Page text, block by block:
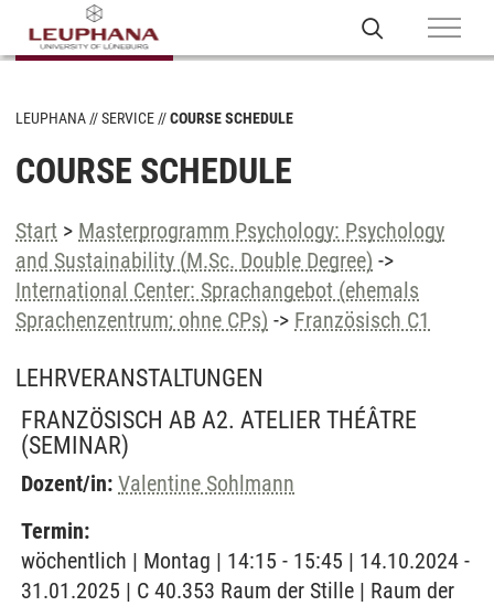
LEUPHANA SERVICE COURSE SCHEDULE
COURSE SCHEDULE
Start > Masterprogramm Psychology: Psychology
and Sustainability (M.Sc. Double Degree) ->
International Center: Sprachangebot (ehemals
Sprachenzentrum; ohne CPs) -> Französisch C1
LEHRVERANSTALTUNGEN
FRANZÖSISCH AB A2. ATELIER THÉÂTRE
(SEMINAR)
Dozent/in: Valentine Sohlmann
Termin:
wöchentlich | Montag | 14:15 - 15:45 | 14.10.2024 -
31.01.2025 | C 40.353 Raum der Stille | Raum der